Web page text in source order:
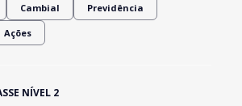
Cambial Previdência
Ações
NÍVEL 2